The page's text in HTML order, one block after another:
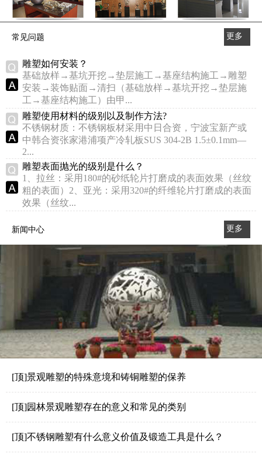
常见问题
更多
雕塑如何安装？
基础放样→基坑开挖→垫层施工→基座结构施工→雕塑
安装→装饰贴面→清扫（基础放样→基坑开挖→垫层施
工→基座结构施工）由甲...
雕塑使用材料的级别以及制作方法?
不锈钢材质：不锈钢板材采用中日合资，宁波宝新产或
中韩合资张家港浦项产冷轧板SUS 304-2B 1.5±0.1mm—
2...
雕塑表面抛光的级别是什么？
1、拉丝：采用180#的砂纸轮片打磨成的表面效果（丝纹
粗的表面）2、亚光：采用320#的纤维轮片打磨成的表面
效果（丝纹...
新闻中心
更多
>>
[顶]景观雕塑的特殊意境和铸铜雕塑的保养
[顶]园林景观雕塑存在的意义和常见的类别
[顶]不锈钢雕塑有什么意义价值及锻造工具是什么？